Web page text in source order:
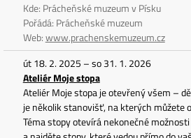
Kde: Prácheňské muzeum v Písku
Pořádá: Prácheňské muzeum
Web:www.prachenskemuzeum.cz
út 18. 2. 2025 – so 31. 1. 2026
Ateliér Moje stopa
Ateliér Moje stopa je otevřený všem –
je několik stanovišť, na kterých můžete
Téma stopy otevírá nekonečné